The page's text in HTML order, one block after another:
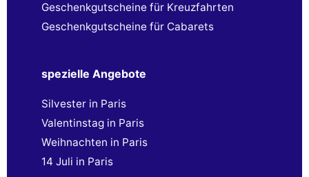
Geschenkgutscheine für Kreuzfahrten
Geschenkgutscheine für Cabarets
spezielle Angebote
Silvester in Paris
Valentinstag in Paris
Weihnachten in Paris
14 Juli in Paris